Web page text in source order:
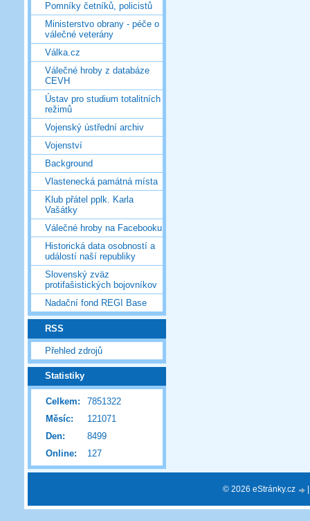
Pomníky četníků, policistů
Ministerstvo obrany - péče o
válečné veterány
Válka.cz
Válečné hroby z databáze
CEVH
Ústav pro studium totalitních
režimů
Vojenský ústřední archiv
Vojenství
Background
Vlastenecká památná místa
Klub přátel pplk. Karla
Vašátky
Válečné hroby na Facebooku
Historická data osobností a
událostí naší republiky
Slovenský zväz
protifašistických bojovníkov
Nadační fond REGI Base
RSS
Přehled zdrojů
Statistiky
Online: 127
Celkem:
7851322
Měsíc:
121071
Den:
8499
© 2026 eStránky.cz